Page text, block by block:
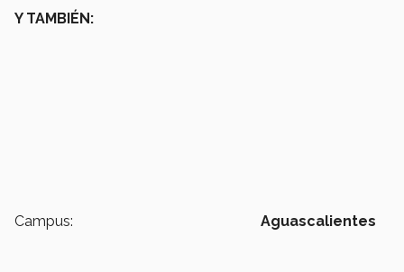
Y TAMBIÉN:
Campus: Aguascalientes